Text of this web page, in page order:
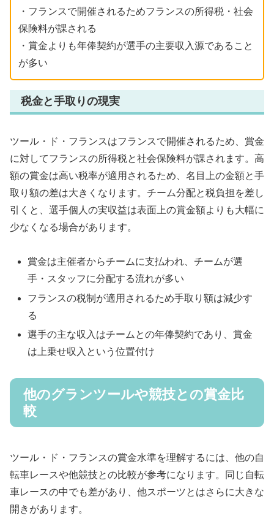
・フランスで開催されるためフランスの所得税・社会
保険料が課される
・賞金よりも年俸契約が選手の主要収入源であること
が多い
税金と手取りの現実
ツール・ド・フランスはフランスで開催されるため、賞金
に対してフランスの所得税と社会保険料が課されます。高
額の賞金は高い税率が適用されるため、名目上の金額と手
取り額の差は大きくなります。チーム分配と税負担を差し
引くと、選手個人の実収益は表面上の賞金額よりも大幅に
少なくなる場合があります。
賞金は主催者からチームに支払われ、チームが選
手・スタッフに分配する流れが多い
フランスの税制が適用されるため手取り額は減少す
る
選手の主な収入はチームとの年俸契約であり、賞金
は上乗せ収入という位置付け
他のグランツールや競技との賞金比
較
ツール・ド・フランスの賞金水準を理解するには、他の自
転車レースや他競技との比較が参考になります。同じ自転
車レースの中でも差があり、他スポーツとはさらに大きな
開きがあります。